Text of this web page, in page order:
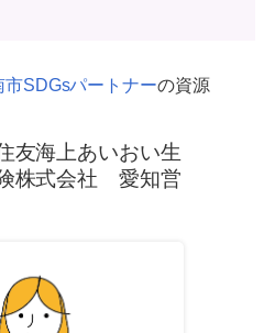
市SDGsパートナーの資源
友海上あいおい生
株式会社 愛知営